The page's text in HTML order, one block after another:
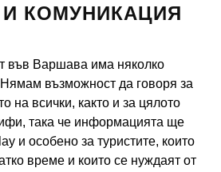
И КОМУНИКАЦИЯ
във Варшава има няколко
възможност да говоря за
на всички, както и за цялото
така че информацията ще
и особено за туристите, които
време и които се нуждаят от